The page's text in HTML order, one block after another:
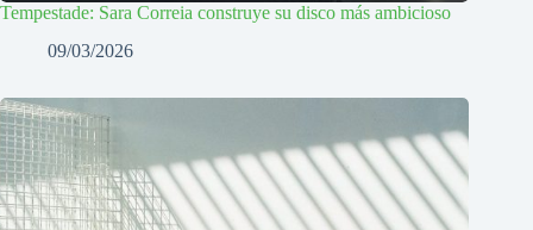
Tempestade: Sara Correia construye su disco más ambicioso
09/03/2026